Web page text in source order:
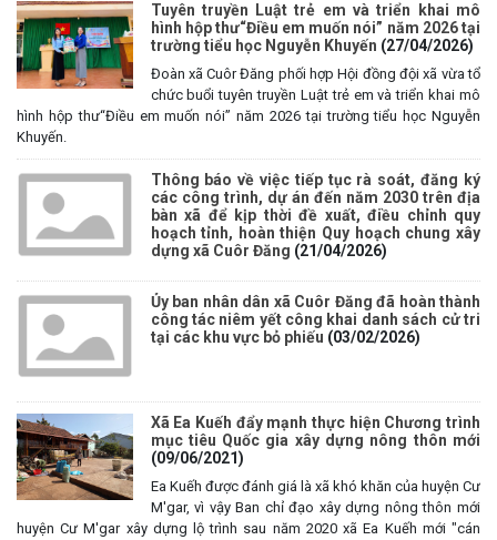
Tuyên truyền Luật trẻ em và triển khai mô
hình hộp thư“Điều em muốn nói” năm 2026 tại
trường tiểu học Nguyễn Khuyến (27/04/2026)
Đoàn xã Cuôr Đăng phối hợp Hội đồng đội xã vừa tổ
chức buổi tuyên truyền Luật trẻ em và triển khai mô
hình hộp thư“Điều em muốn nói” năm 2026 tại trường tiểu học Nguyễn
Khuyến.
Thông báo về việc tiếp tục rà soát, đăng ký
các công trình, dự án đến năm 2030 trên địa
bàn xã để kịp thời đề xuất, điều chỉnh quy
hoạch tỉnh, hoàn thiện Quy hoạch chung xây
dựng xã Cuôr Đăng (21/04/2026)
Ủy ban nhân dân xã Cuôr Đăng đã hoàn thành
công tác niêm yết công khai danh sách cử tri
tại các khu vực bỏ phiếu (03/02/2026)
Xã Ea Kuếh đẩy mạnh thực hiện Chương trình
mục tiêu Quốc gia xây dựng nông thôn mới
(09/06/2021)
Ea Kuếh được đánh giá là xã khó khăn của huyện Cư
M'gar, vì vậy Ban chỉ đạo xây dựng nông thôn mới
huyện Cư M'gar xây dựng lộ trình sau năm 2020 xã Ea Kuếh mới "cán